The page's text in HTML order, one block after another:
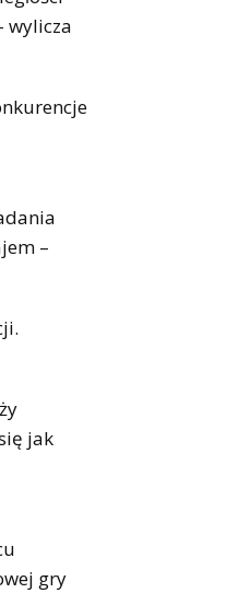
wylicza
–
jak
gry